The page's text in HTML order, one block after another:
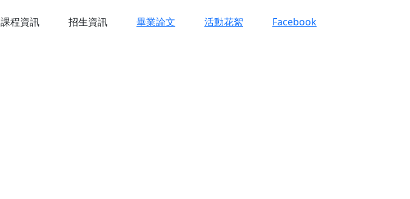
課程資訊 招生資訊 畢業論文 活動花絮 Facebook